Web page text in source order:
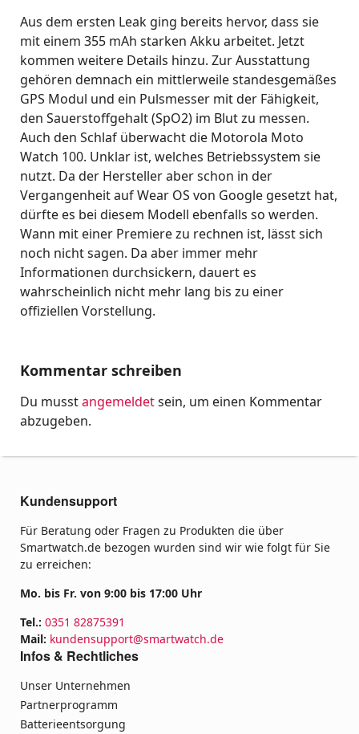
Aus dem ersten Leak ging bereits hervor, dass sie
mit einem 355 mAh starken Akku arbeitet. Jetzt
kommen weitere Details hinzu. Zur Ausstattung
gehören demnach ein mittlerweile standesgemäßes
GPS Modul und ein Pulsmesser mit der Fähigkeit,
den Sauerstoffgehalt (SpO2) im Blut zu messen.
Auch den Schlaf überwacht die Motorola Moto
Watch 100. Unklar ist, welches Betriebssystem sie
nutzt. Da der Hersteller aber schon in der
Vergangenheit auf Wear OS von Google gesetzt hat,
dürfte es bei diesem Modell ebenfalls so werden.
Wann mit einer Premiere zu rechnen ist, lässt sich
noch nicht sagen. Da aber immer mehr
Informationen durchsickern, dauert es
wahrscheinlich nicht mehr lang bis zu einer
offiziellen Vorstellung.
Kommentar schreiben
Du musstangemeldetsein, um einen Kommentar
abzugeben.
Kundensupport
Für Beratung oder Fragen zu Produkten die über
Smartwatch.de bezogen wurden sind wir wie folgt für Sie
zu erreichen:
Mo. bis Fr. von 9:00 bis 17:00 Uhr
Tel.: 0351 82875391
Mail: kundensupport@smartwatch.de
Infos & Rechtliches
Unser Unternehmen
Partnerprogramm
Batterieentsorgung